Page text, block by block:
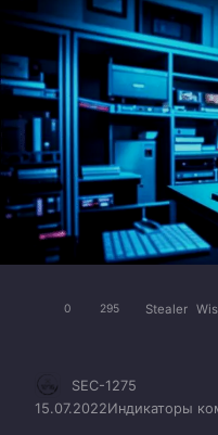
0 295 Stealer
SEC-1275
15.07.2022Индикаторы